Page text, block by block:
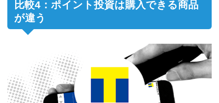
比較4：ポイント投資は購入できる商品
が違う